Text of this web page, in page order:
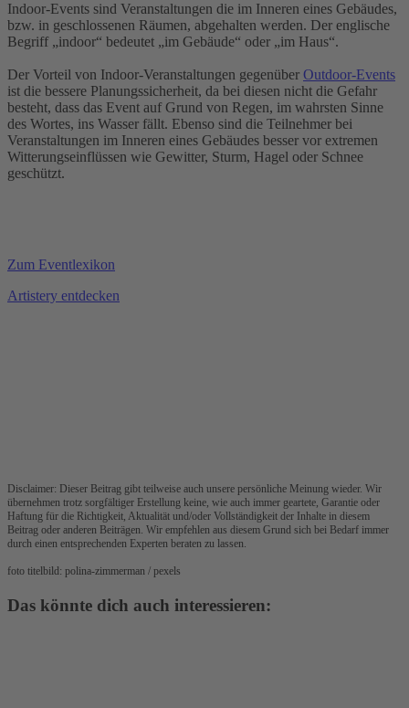
Indoor-Events sind Veranstaltungen die im Inneren eines Gebäudes,
bzw. in geschlossenen Räumen, abgehalten werden. Der englische
Begriff „indoor“ bedeutet „im Gebäude“ oder „im Haus“.
Der Vorteil von Indoor-Veranstaltungen gegenüber Outdoor-Events
ist die bessere Planungssicherheit, da bei diesen nicht die Gefahr
besteht, dass das Event auf Grund von Regen, im wahrsten Sinne
des Wortes, ins Wasser fällt. Ebenso sind die Teilnehmer bei
Veranstaltungen im Inneren eines Gebäudes besser vor extremen
Witterungseinflüssen wie Gewitter, Sturm, Hagel oder Schnee
geschützt.
Zum Eventlexikon
Artistery entdecken
Disclaimer: Dieser Beitrag gibt teilweise auch unsere persönliche Meinung wieder. Wir
übernehmen trotz sorgfältiger Erstellung keine, wie auch immer geartete, Garantie oder
Haftung für die Richtigkeit, Aktualität und/oder Vollständigkeit der Inhalte in diesem
Beitrag oder anderen Beiträgen. Wir empfehlen aus diesem Grund sich bei Bedarf immer
durch einen entsprechenden Experten beraten zu lassen.
foto titelbild: polina-zimmerman / pexels
Das könnte dich auch interessieren: